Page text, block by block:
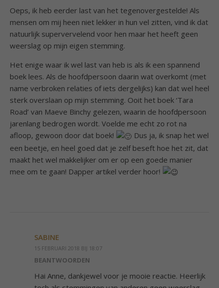
Oeps, ik heb eerder last van het tegenovergestelde! Als
mensen om mij heen niet lekker in hun vel zitten, vind ik dat
natuurlijk supervervelend voor hen maar het heeft geen
weerslag op mijn eigen stemming.
Het enige waar ik wel last van heb is als ik een spannend
boek lees. Als de hoofdpersoon daarin wat overkomt (met
name verbroken relaties of iets dergelijks) kan dat wel heel
sterk overslaan op mijn stemming. Ooit het boek ‘Tara
Road’ van Maeve Binchy gelezen, waarin de hoofdpersoon
jarenlang bedrogen wordt. Voelde me echt zo rot na
afloop, gewoon door dat boek!
Dus ja, ik snap het wel
een beetje, en heel goed dat je zelf beseft hoe het zit, dat
maakt het wel makkelijker om er op een goede manier
mee om te gaan! Dapper artikel verder hoor!
SABINE
15 FEBRUARI 2018 BIJ 18:07
BEANTWOORDEN
Hai Anne, dankjewel voor je mooie reactie. Heerlijk